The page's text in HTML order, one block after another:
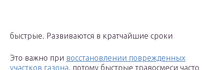
быстрые. Развиваются в кратчайшие сроки
Это важно при восстановлении поврежденных
участков газона, потому быстрые травосмеси часто